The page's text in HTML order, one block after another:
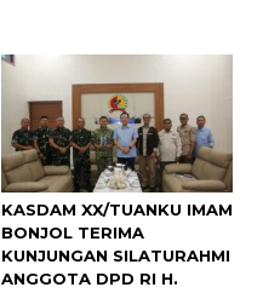
KASDAM XX/TUANKU IMAM
BONJOL TERIMA
KUNJUNGAN SILATURAHMI
ANGGOTA DPD RI H.